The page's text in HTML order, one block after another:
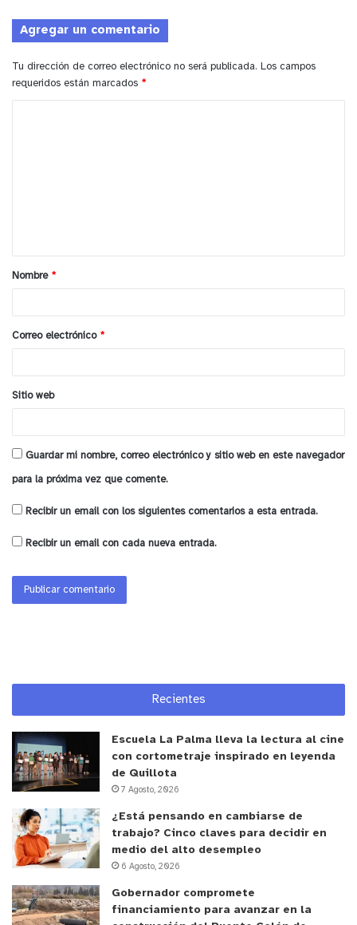
Agregar un comentario
Tu dirección de correo electrónico no será publicada. Los campos
requeridos están marcados *
a
r
*
Nombre *
Correo electrónico *
Sitio web
Guardar mi nombre, correo electrónico y sitio web en este navegador
para la próxima vez que comente.
Recibir un email con los siguientes comentarios a esta entrada.
Recibir un email con cada nueva entrada.
Recientes
Escuela La Palma lleva la lectura al cine
con cortometraje inspirado en leyenda
de Quillota
7 Agosto, 2026
¿Está pensando en cambiarse de
trabajo? Cinco claves para decidir en
medio del alto desempleo
6 Agosto, 2026
Gobernador compromete
financiamiento para avanzar en la